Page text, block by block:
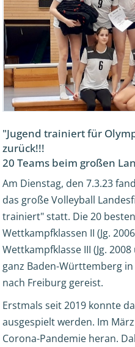
"Jugend trainiert für
zurück!!!
20 Teams beim großen
Am Dienstag, den 7.3.23
das große Volleyball
trainiert" statt. Die 20
Wettkampfklassen II (Jg.
Wettkampfklasse III (Jg.
ganz Baden-Württemberg
nach Freiburg gereist.
Erstmals seit 2019 konnte
ausgespielt werden. Im
Corona-Pandemie heran.